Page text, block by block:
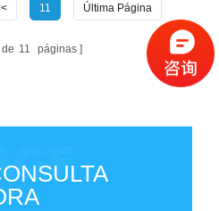
11 Última Página
11 páginas